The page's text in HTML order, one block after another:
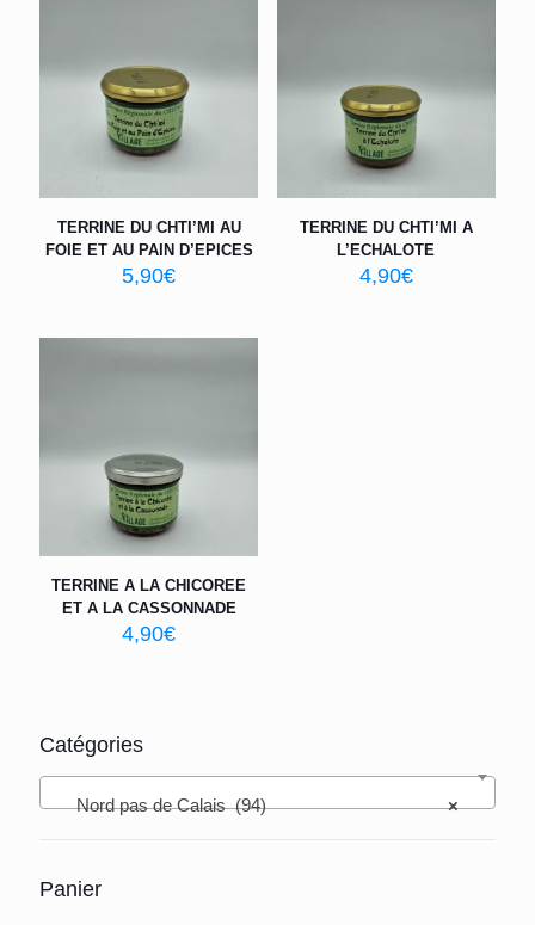
TERRINE DU CHTI’MI AU
FOIE ET AU PAIN D’EPICES
5,90€
TERRINE DU CHTI’MI A
L’ECHALOTE
4,90€
TERRINE A LA CHICOREE
ET A LA CASSONNADE
4,90€
Catégories
×
Nord pas de Calais (94)
Panier